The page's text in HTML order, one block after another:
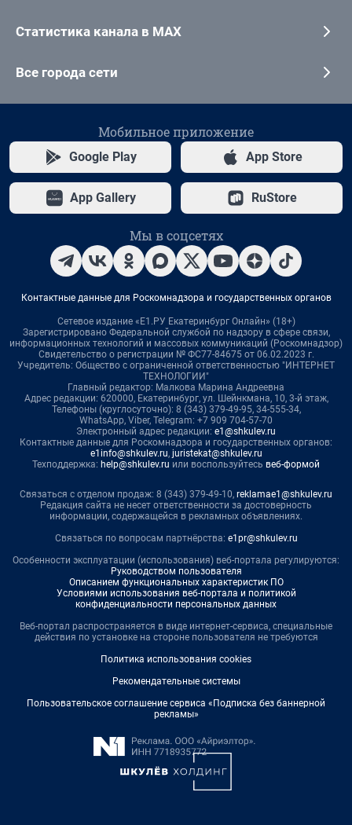
Статистика канала в MAX
Все города сети
Мобильное приложение
Google Play App Store
App Gallery RuStore
Мы в соцсетях
Контактные данные для Роскомнадзора и государственных органов
Сетевое издание «Е1.РУ Екатеринбург Онлайн» (18+)
Зарегистрировано Федеральной службой по надзору в сфере связи,
информационных технологий и массовых коммуникаций (Роскомнадзор)
Свидетельство о регистрации № ФС77-84675 от 06.02.2023 г.
Учредитель: Общество с ограниченной ответственностью "ИНТЕРНЕТ
ТЕХНОЛОГИИ"
Главный редактор: Малкова Марина Андреевна
Адрес редакции: 620000, Екатеринбург, ул. Шейнкмана, 10, 3-й этаж,
Телефоны (круглосуточно): 8 (343) 379-49-95, 34-555-34,
WhatsApp, Viber, Telegram: +7 909 704-57-70
Электронный адрес редакции: e1@shkulev.ru
Контактные данные для Роскомнадзора и государственных органов:
e1info@shkulev.ru, juristekat@shkulev.ru
Техподдержка: help@shkulev.ru или воспользуйтесь веб-формой
Связаться с отделом продаж: 8 (343) 379-49-10, reklamae1@shkulev.ru
Редакция сайта не несет ответственности за достоверность
информации, содержащейся в рекламных объявлениях.
Связаться по вопросам партнёрства: e1pr@shkulev.ru
Особенности эксплуатации (использования) веб-портала регулируются:
Руководством пользователя
Описанием функциональных характеристик ПО
Условиями использования веб-портала и политикой
конфиденциальности персональных данных
Веб-портал распространяется в виде интернет-сервиса, специальные
действия по установке на стороне пользователя не требуются
Политика использования cookies
Рекомендательные системы
Пользовательское соглашение сервиса «Подписка без баннерной
рекламы»